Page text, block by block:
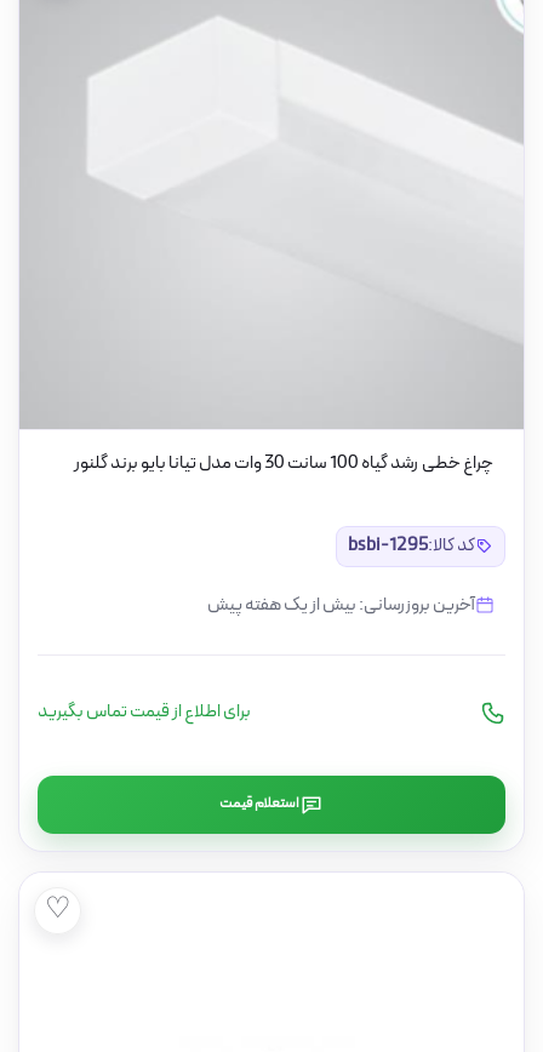
چراغ خطی رشد گیاه 100 سانت 30 وات مدل تیانا بایو برند گلنور
کد کالا:bsbi-1295
آخرین بروزرسانی: بیش از یک هفته پیش
برای اطلاع از قیمت تماس بگیرید
استعلام قیمت
♡